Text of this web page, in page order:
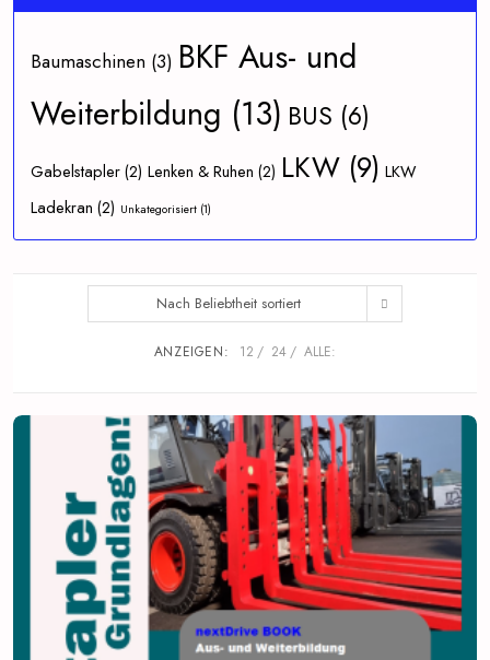
Nach Beliebtheit sortiert
ANZEIGEN: 12 24 ALLE:
Baumaschinen (3) BKF Aus- und
Weiterbildung (13) BUS (6)
Gabelstapler(2) Lenken & Ruhen (2) LKW (9) LKW
Ladekran (2) Unkategorisiert (1)